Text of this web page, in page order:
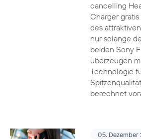
cancelling
Charger
des
nur solange
beiden Sony
überzeugen
Technologie
berechnet
05. Dezember